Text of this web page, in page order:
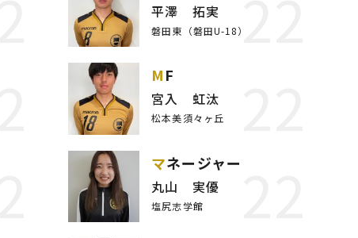
平澤 拓実
磐田東（磐田U-18）
MF
宮入 虹汰
松本美須々ヶ丘
マネージャー
丸山 実優
塩尻志学館